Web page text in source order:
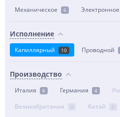
Механическое 6 Электронное
Исполнение
Капиллярный 10 Проводной
Производство
Италия 6 Германия 4
Великобритания 0 Китай 0